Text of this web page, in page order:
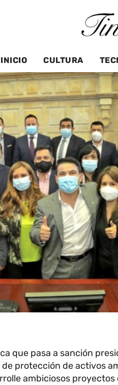
INICIO CULTURA
que pasa a sanción
protección de activos
ambiciosos